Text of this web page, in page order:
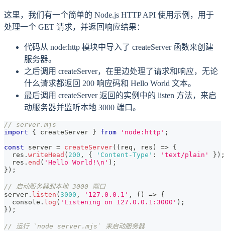
这里，我们有一个简单的 Node.js HTTP API 使用示例，用于
处理一个 GET 请求，并返回响应结果：
代码从 node:http 模块中导入了 createServer 函数来创建
服务器。
之后调用 createServer，在里边处理了请求和响应，无论
什么请求都返回 200 响应码和 Hello World 文本。
最后调用 createServer 返回的实例中的 listen 方法，来启
动服务器并监听本地 3000 端口。
// server.mjs
import
{ createServer } from 'node:http' ;
const server = createServer( ( req , res ) => {
  res
. writeHead ( 200 , { 'Content-Type' : 'text/plain' } ) ;
  res
. end ( 'Hello World!\n' ) ;
} ) ;
// 启动服务器到本地 3000 端口
server . listen ( 3000 , '127.0.0.1' , ( ) => {
console . log ( 'Listening on 127.0.0.1:3000' ) ;
} ) ;
// 运行 `node server.mjs` 来启动服务器